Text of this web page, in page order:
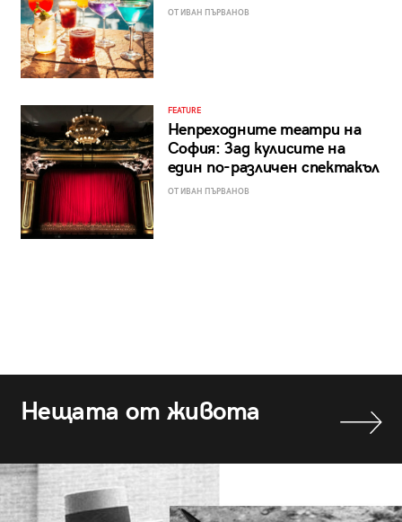
ОТ ИВАН ПЪРВАНОВ
FEATURE
Непреходните театри на
София: Зад кулисите на
един по-различен спектакъл
ОТ ИВАН ПЪРВАНОВ
Нещата от живота